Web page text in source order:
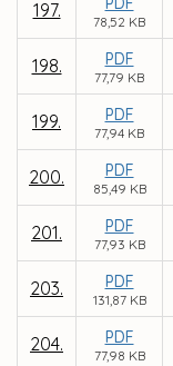
197.
78,52 KB
198. PDF
77,79 KB
199. PDF
77,94 KB
200. PDF
85,49 KB
201. PDF
77,93 KB
203. PDF
131,87 KB
204. PDF
77,98 KB